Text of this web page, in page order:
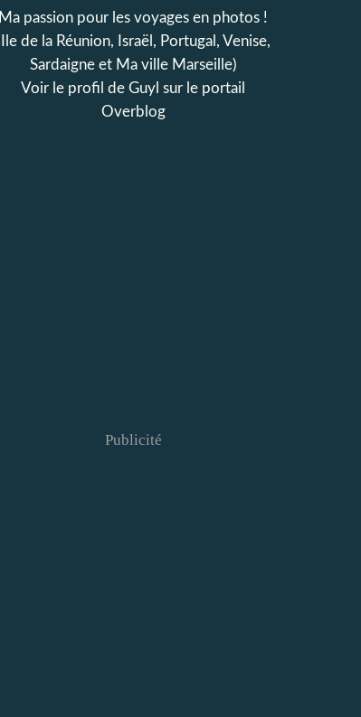
Ma passion pour les voyages en photos !
de la Réunion, Israël, Portugal, Venise,
Sardaigne et Ma ville Marseille)
Voir le profil de Guyl sur le portail
Overblog
Publicité